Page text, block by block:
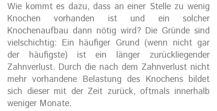
Wie kommt es dazu, dass an einer Stelle zu wenig
Knochen vorhanden ist und ein solcher
Knochenaufbau dann nötig wird? Die Gründe sind
vielschichtig: Ein häufiger Grund (wenn nicht gar
der häufigste) ist ein länger zurückliegender
Zahnverlust. Durch die nach dem Zahnverlust nicht
mehr vorhandene Belastung des Knochens bildet
sich dieser mit der Zeit zurück, oftmals innerhalb
weniger Monate.